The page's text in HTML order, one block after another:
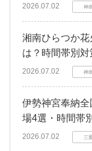
2026.07.02 神
湘南ひらつか
は？時間帯別
2026.07.02 神
伊勢神宮奉納
場4選・時間帯
2026.07.02 三